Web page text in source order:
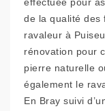
de la qualité des
ravaleur à
rénovation pour
pierre naturelle
également le
En Bray suivi